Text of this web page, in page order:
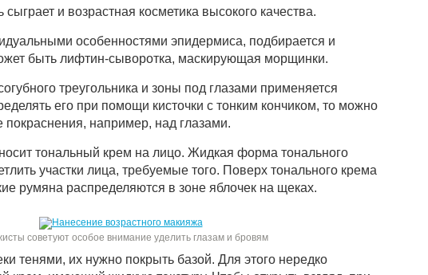
и возрастная косметика высокого качества.
особенностями эпидермиса, подбирается и
быть лифтин-сыворотка, маскирующая морщинки.
треугольника и зоны под глазами применяется
его при помощи кисточки с тонким кончиком, то можно
покраснения, например, над глазами.
тональный крем на лицо. Жидкая форма тонального
участки лица, требуемые того. Поверх тонального крема
румяна распределяются в зоне яблочек на щеках.
советуют особое внимание уделить глазам и бровям
тенями, их нужно покрыть базой. Для этого нередко